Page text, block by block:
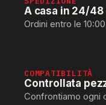
A casa in 24/48
Ordini entro le
COMPATIBILITÀ
Controllata
Confrontiamo ogni